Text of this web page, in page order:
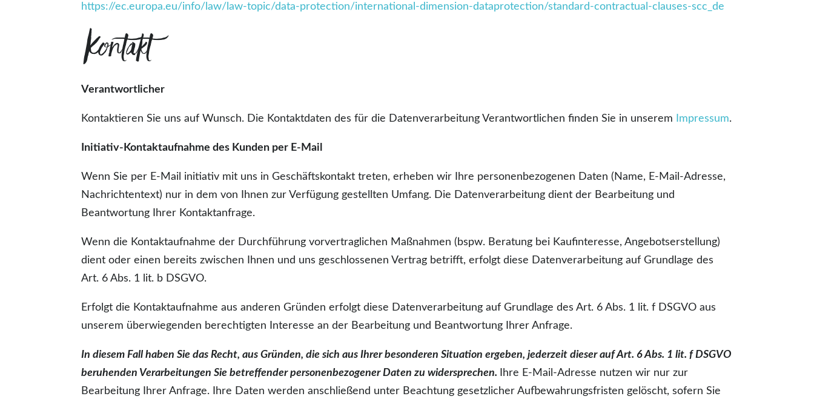
https://ec.europa.eu/info/law/law-topic/data-protection/international-dimension-dataprotection/standard-contractual-clauses-scc_de
Kontakt
Verantwortlicher
Kontaktieren Sie uns auf Wunsch. Die Kontaktdaten des für die Datenverarbeitung Verantwortlichen finden Sie in unserem Impressum.
Initiativ-Kontaktaufnahme des Kunden per E-Mail
Wenn Sie per E-Mail initiativ mit uns in Geschäftskontakt treten, erheben wir Ihre personenbezogenen Daten (Name, E-Mail-Adresse,
Nachrichtentext) nur in dem von Ihnen zur Verfügung gestellten Umfang. Die Datenverarbeitung dient der Bearbeitung und
Beantwortung Ihrer Kontaktanfrage.
Wenn die Kontaktaufnahme der Durchführung vorvertraglichen Maßnahmen (bspw. Beratung bei Kaufinteresse, Angebotserstellung)
dient oder einen bereits zwischen Ihnen und uns geschlossenen Vertrag betrifft, erfolgt diese Datenverarbeitung auf Grundlage des
Art. 6 Abs. 1 lit. b DSGVO.
Erfolgt die Kontaktaufnahme aus anderen Gründen erfolgt diese Datenverarbeitung auf Grundlage des Art. 6 Abs. 1 lit. f DSGVO aus
unserem überwiegenden berechtigten Interesse an der Bearbeitung und Beantwortung Ihrer Anfrage.
In diesem Fall haben Sie das Recht, aus Gründen, die sich aus Ihrer besonderen Situation ergeben, jederzeit dieser auf Art. 6 Abs. 1 lit. f DSGVO
beruhenden Verarbeitungen Sie betreffender personenbezogener Daten zu widersprechen.
Ihre E-Mail-Adresse nutzen wir nur zur
Bearbeitung Ihrer Anfrage. Ihre Daten werden anschließend unter Beachtung gesetzlicher Aufbewahrungsfristen gelöscht, sofern Sie